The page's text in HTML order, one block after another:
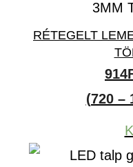
RÉTEGELT
914
(720 –